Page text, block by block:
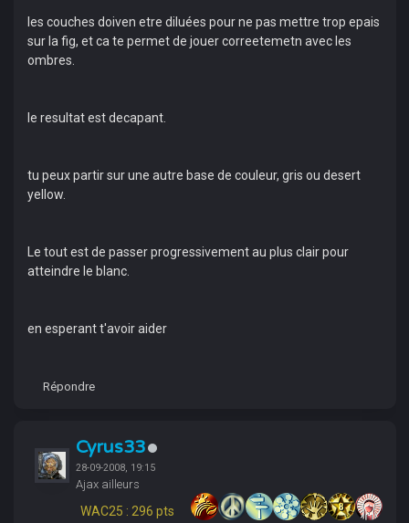
les couches doiven etre diluées pour ne pas mettre trop epais
sur la fig, et ca te permet de jouer correetemetn avec les
ombres.
le resultat est decapant.
tu peux partir sur une autre base de couleur, gris ou desert
yellow.
Le tout est de passer progressivement au plus clair pour
atteindre le blanc.
en esperant t'avoir aider
Répondre
Cyrus33
28-09-2008, 19:15
Ajax ailleurs
WAC25 : 296 pts